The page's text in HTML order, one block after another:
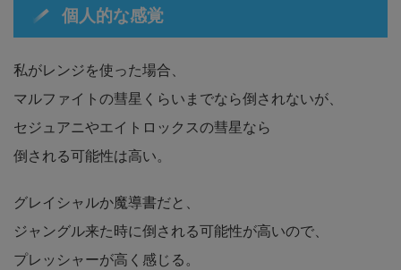
個人的な感覚
私がレンジを使った場合、
マルファイトの彗星くらいまでなら倒されないが、
セジュアニやエイトロックスの彗星なら
倒される可能性は高い。
グレイシャルか魔導書だと、
ジャングル来た時に倒される可能性が高いので、
プレッシャーが高く感じる。